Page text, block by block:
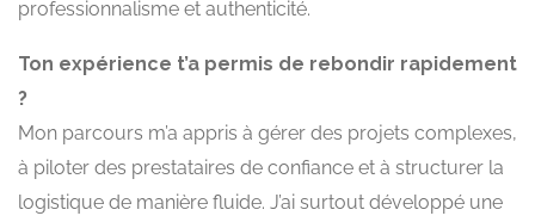
professionnalisme et authenticité.
Ton expérience t’a permis de rebondir rapidement
?
Mon parcours m’a appris à gérer des projets complexes,
à piloter des prestataires de confiance et à structurer la
logistique de manière fluide. J’ai surtout développé une